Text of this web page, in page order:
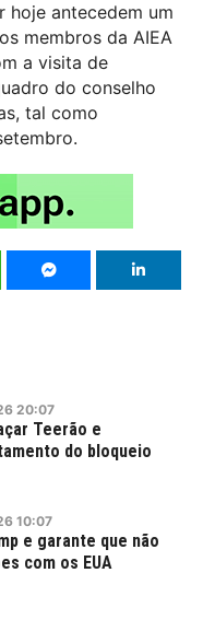
hoje antecedem um
membros da AIEA
a visita de
do conselho
tal como
20:07
Teerão e
do bloqueio
10:07
e garante que não
com os EUA